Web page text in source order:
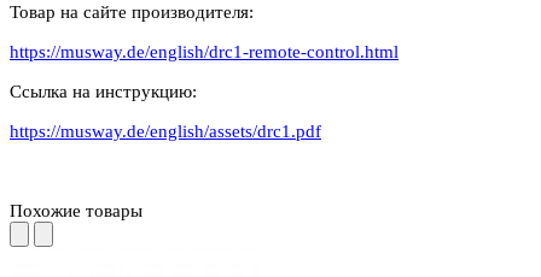
Товар на сайте производителя:
https://musway.de/english/drc1-remote-control.html
Ссылка на инструкцию:
https://musway.de/english/assets/drc1.pdf
Похожие товары